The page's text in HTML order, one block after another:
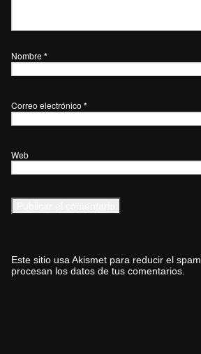
Nombre *
Correo electrónico *
Web
Este sitio usa Akismet para reducir el spam.
procesan los datos de tus comentarios.